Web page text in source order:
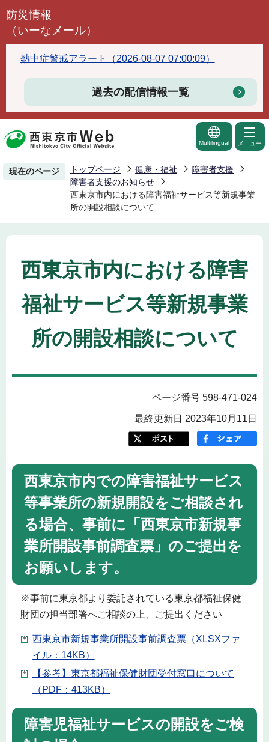
こ
頭
で
防災情報
（いーなメール）
熱中症警戒アラート（2026-08-07 07:00:09）
過去の配信情報一覧
Multilingual メニュー
現在のページ トップページ 健康・福祉
障害者支援
障害者支援のお知らせ
西東京市内における障害福祉サービス等新規事業
所の開設相談について
西東京市内における障害
福祉サービス等新規事業
所の開設相談について
ページ番号 598-471-024
最終更新日 2023年10月11日
西東京市内での障害福祉サービス
等事業所の新規開設をご相談され
る場合、事前に「西東京市新規事
業所開設事前調査票」のご提出を
お願いします。
※事前に東京都より委託されている東京都福祉保健
財団の担当部署へご相談の上、ご提出ください
西東京市新規事業所開設事前調査票（XLSXファ
イル：14KB）
【参考】東京都福祉保健財団受付窓口について
（PDF：413KB）
障害児福祉サービスの開設をご検